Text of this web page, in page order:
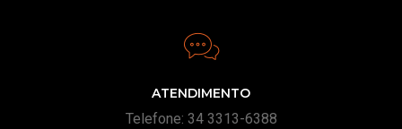
ATENDIMENTO
Telefone: 34 3313-6388